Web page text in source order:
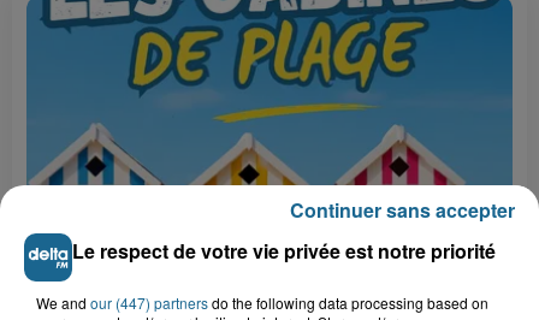
Grand jeu de l'été : les cabines de plages
Le respect de votre vie privée est notre priorité
We and our (447) partnersdo the following data processing based on
Continuer sans accepter